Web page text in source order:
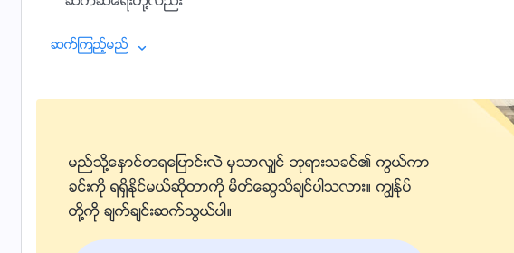
ေလးစားအံ့ဖြယ္ ကြၽန္ုပ္တို႔စတင္ခံစားေစတယ္…
ကိုယ္ေတာ့္ေမတၱာေတာ္ျဖင့္ ရစ္ပတ္
လူသည္ အျပစ္နဲ႔ လုံးဝကင္းစင္ ပူပင္ေၾကာင့္ၾကမႈမရွိ စိုးရိမ္စိတ္မရွိ
ခ်မ္းေျမ့စြာအသက္ရွင္သည္ ဘုရားေရွ႕တြင္
ဆက္ၾကည့္မည္
မည္သို႔ေႏွာင္တရေျပာင္းလဲ မွသာလွ်င္ ဘုရားသခင္၏ ကြယ္ကာျ
ခင္းကို ရရွိႏိုင္မယ္ဆိုတာကို မိတ္ေဆြသိခ်င္ပါသလား။ ကြၽန္ုပ္
တို႔ကို ခ်က္ခ်င္းဆက္သြယ္ပါ။